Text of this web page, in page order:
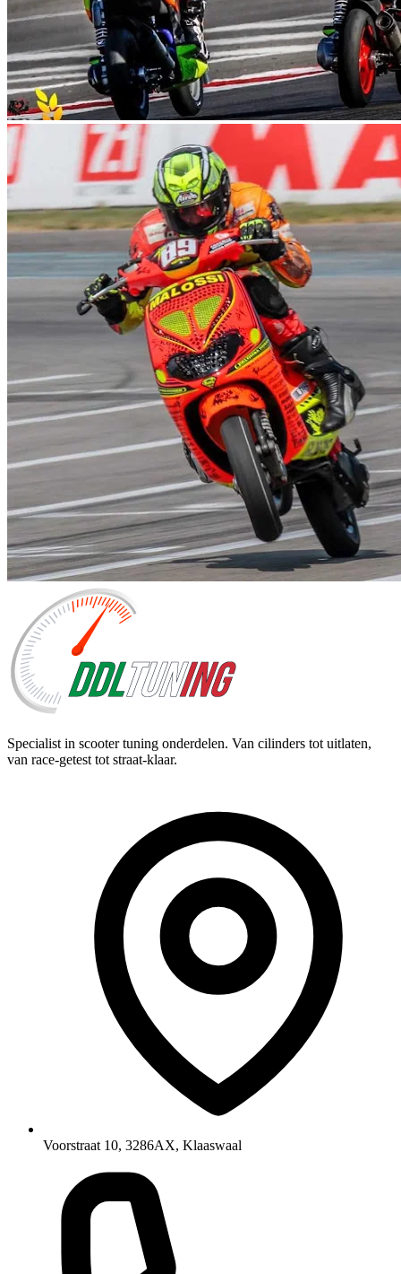
Specialist in scooter tuning onderdelen. Van cilinders tot uitlaten,
van race-getest tot straat-klaar.
Voorstraat 10, 3286AX, Klaaswaal